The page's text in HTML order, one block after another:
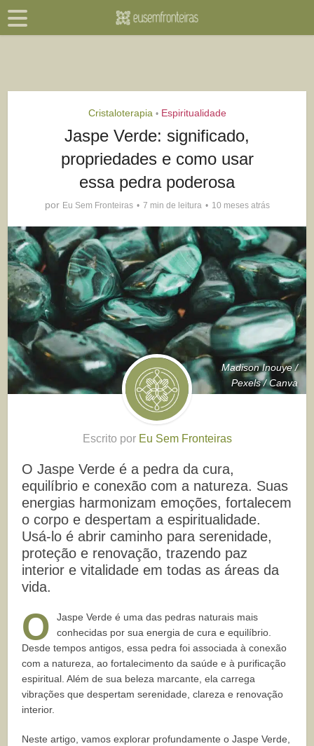
Cristaloterapia • Espiritualidade
Jaspe Verde: significado,
propriedades e como usar
essa pedra poderosa
por Eu Sem Fronteiras 7 min de leitura 10 meses atrás
Madison Inouye /
Pexels / Canva
Escrito por Eu Sem Fronteiras
O Jaspe Verde é a pedra da cura,
equilíbrio e conexão com a natureza. Suas
energias harmonizam emoções, fortalecem
o corpo e despertam a espiritualidade.
Usá-lo é abrir caminho para serenidade,
proteção e renovação, trazendo paz
interior e vitalidade em todas as áreas da
vida.
O
Jaspe Verde é uma das pedras naturais mais
conhecidas por sua energia de cura e equilíbrio.
Desde tempos antigos, essa pedra foi associada à conexão
com a natureza, ao fortalecimento da saúde e à purificação
espiritual. Além de sua beleza marcante, ela carrega
vibrações que despertam serenidade, clareza e renovação
interior.
Neste artigo, vamos explorar profundamente o Jaspe Verde,